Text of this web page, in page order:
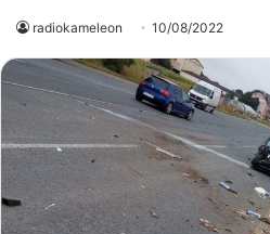
radiokameleon 10/08/2022